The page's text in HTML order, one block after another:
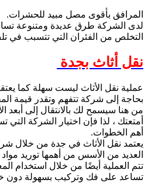
المرافق بأقوى مصل مبيد للحشرات.
لدى الشركة طرق عديدة ومتنوعة
التخلص من الفئران التي تتسبب في
نقل أثاث بجدة
عملية نقل الأثاث ليست سهلة كما
بحاجة إلى شركة تتفهم وتقدر قيمة
من هنا سيسمح لك بالانتقال إلى
أمتعتك ، لذا فإن اختيار الشركة
أهم الخطوات.
يعتمد نقل الأثاث في جدة من خلال
العديد من الأسس من أهمها توريد
تتم العملية أيضًا من خلال استخدام
تساعد على فك وتركيب بسهولة